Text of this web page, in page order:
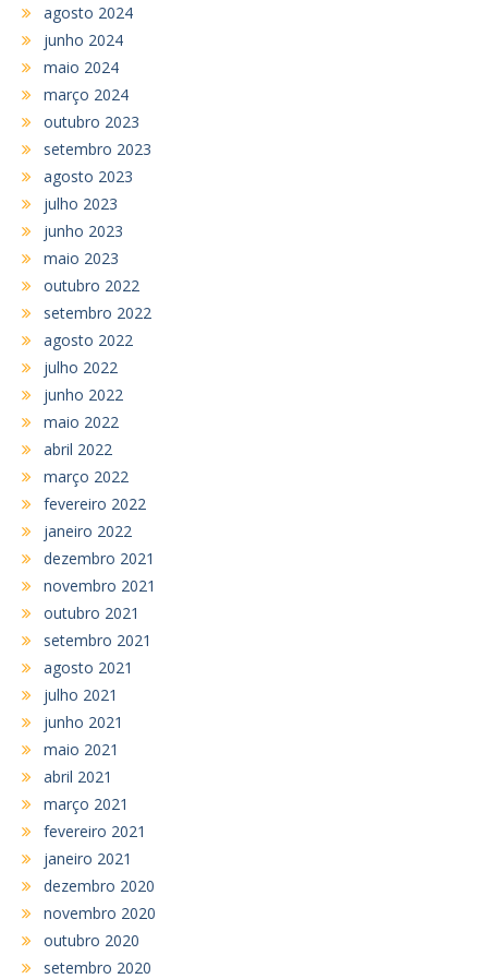
agosto 2024
junho 2024
maio 2024
março 2024
outubro 2023
setembro 2023
agosto 2023
julho 2023
junho 2023
maio 2023
outubro 2022
setembro 2022
agosto 2022
julho 2022
junho 2022
maio 2022
abril 2022
março 2022
fevereiro 2022
janeiro 2022
dezembro 2021
novembro 2021
outubro 2021
setembro 2021
agosto 2021
julho 2021
junho 2021
maio 2021
abril 2021
março 2021
fevereiro 2021
janeiro 2021
dezembro 2020
novembro 2020
outubro 2020
setembro 2020